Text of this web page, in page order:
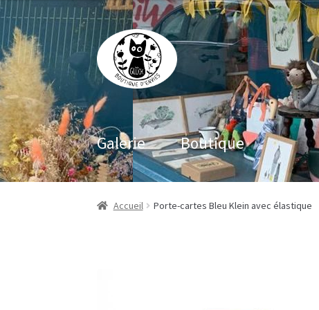
Aller
à
la
navigation
Aller
au
contenu
Galerie Boutique
Accueil Porte-cartes Bleu Klein avec élastique